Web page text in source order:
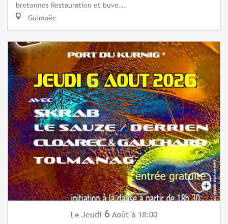
bretonnes Restauration et buve...
Guimaëc
Le Jeudi 6 Août à 18:00